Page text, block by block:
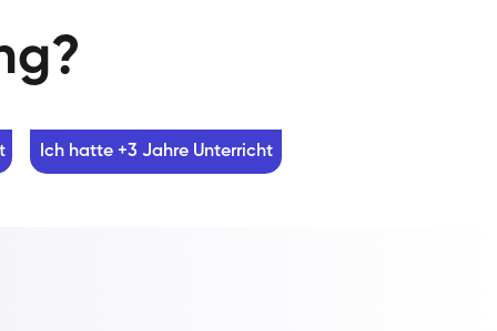
Ich hatte +3 Jahre Unterricht